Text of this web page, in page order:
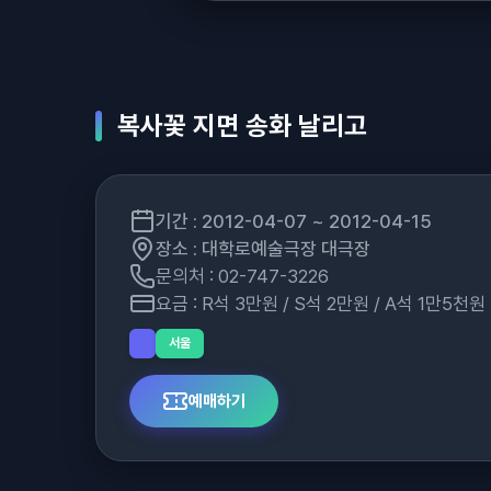
복사꽃 지면 송화 날리고
기간 : 2012-04-07 ~ 2012-04-15
장소 : 대학로예술극장 대극장
문의처 : 02-747-3226
요금 : R석 3만원 / S석 2만원 / A석 1만5천원
서울
예매하기